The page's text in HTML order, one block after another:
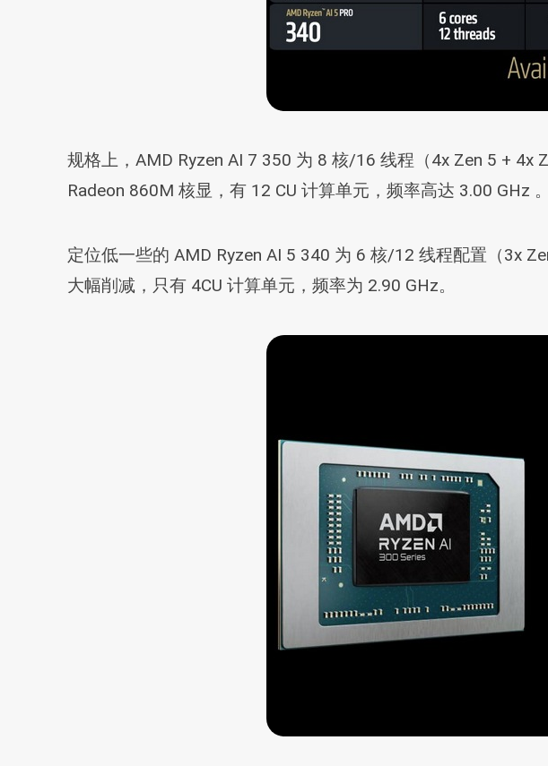
规格上，AMD Ryzen AI 7 350 为 8 核/16 线程（4x Zen 5 + 4x
Radeon 860M 核显，有 12 CU 计算单元，频率高达 3.00 GHz
定位低一些的 AMD Ryzen AI 5 340 为 6 核/12 线程配置（3x
大幅削减，只有 4CU 计算单元，频率为 2.90 GHz。